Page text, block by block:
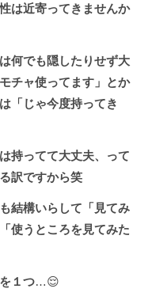
は近寄ってきませんか
何でも隠したりせず大
チャ使ってます」とか
「じゃ今度持ってき
持ってて大丈夫、って
訳ですから笑
結構いらして「見てみ
使うところを見てみた
１つ…😌